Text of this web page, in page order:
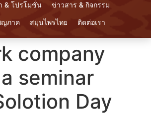
& โปรโมชั่น ข่าวสาร & กิจกรรม
ญภาค สมุนไพรไทย ติดต่อเรา
company
seminar
Day